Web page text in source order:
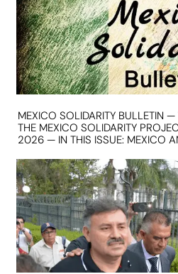
MEXICO SOLIDARITY BULLETIN
THE MEXICO SOLIDARITY
2026 — IN THIS ISSUE: MEXICO